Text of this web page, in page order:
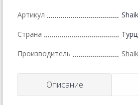
Артикул
Страна
Производитель Shaik
Описание